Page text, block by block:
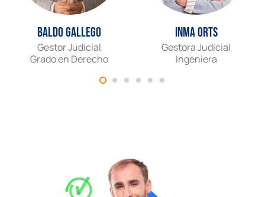
Baldo Gallego
Gestor Judicial
Grado en Derecho
Inma Orts
Gestora Judicial
Ingeniera